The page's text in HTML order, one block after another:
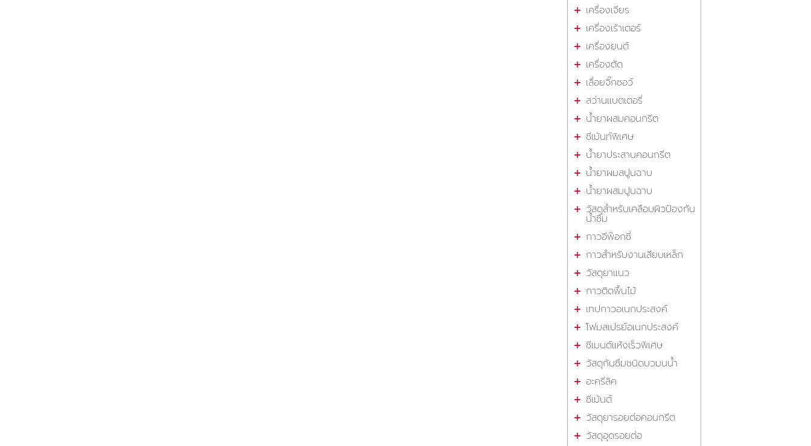
เครื่องเจียร
เครื่องเร้าเตอร์
เครื่องยนต์
เครื่องตัด
เลื่อยจิ๊กซอว์
สว่านแบตเตอรี่
น้ำยาผสมคอนกรีต
ซีเม้นท์พิเศษ
น้ำยาประสานคอนกรีต
น้ำยาผมสปูนฉาบ
น้ำยาผสมปูนฉาบ
วัสดุสำหรับเคลือบผิวป้องกัน
น้ำซึม
กาวอีพ๊อกซี่
กาวสำหรับงานเสียบเหล็ก
วัสดุยาแนว
กาวติดพื้นไม้
เทปกาวอเนกประสงค์
โฟมสเปรย์อเนกประสงค์
ซีเมนต์แห้งเร็วพิเศษ
วัสดุกันซึมชนิดบวมนน้ำ
อะครีลิค
ซีเม้นต์
วัสดุยารอยต่อคอนกรีต
วัสดุอุดรอยต่อ